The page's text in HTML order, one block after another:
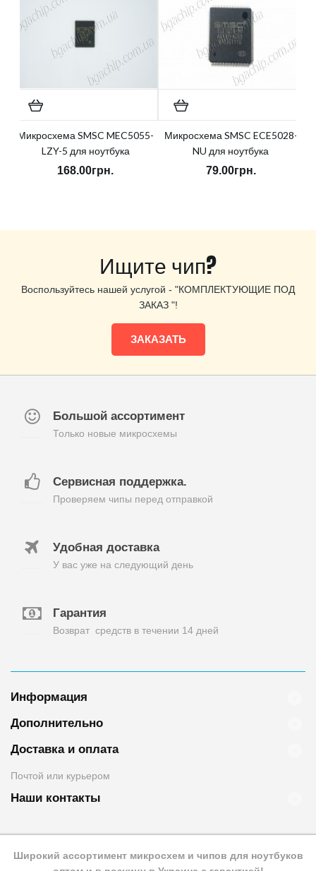
Микросхема SMSC MEC5055-
LZY-5 для ноутбука
168.00грн.
Микросхема SMSC ECE5028-
NU для ноутбука
79.00грн.
Ищите чип?
Воспользуйтесь нашей услугой - "КОМПЛЕКТУЮЩИЕ ПОД
ЗАКАЗ "!
ЗАКАЗАТЬ
Большой ассортимент
Только новые микросхемы
Сервисная поддержка.
Проверяем чипы перед отправкой
Удобная доставка
У вас уже на следующий день
Гарантия
Возврат средств в течении 14 дней
Информация
Дополнительно
Доставка и оплата
Почтой или курьером
Наши контакты
Широкий ассортимент микросхем и чипов для ноутбуков